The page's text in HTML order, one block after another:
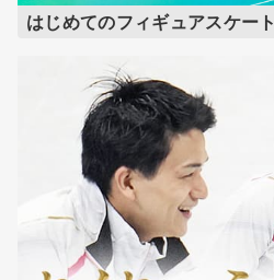
はじめてのフィギュアスケート